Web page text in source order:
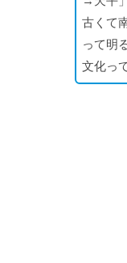
古くて
って明
文化っ